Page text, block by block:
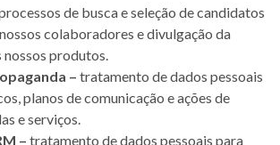
de busca e seleção de candidatos
colaboradores e divulgação da
nossos produtos.
– tratamento de dados pessoais
planos de comunicação e ações de
e serviços.
– tratamento de dados pessoais para